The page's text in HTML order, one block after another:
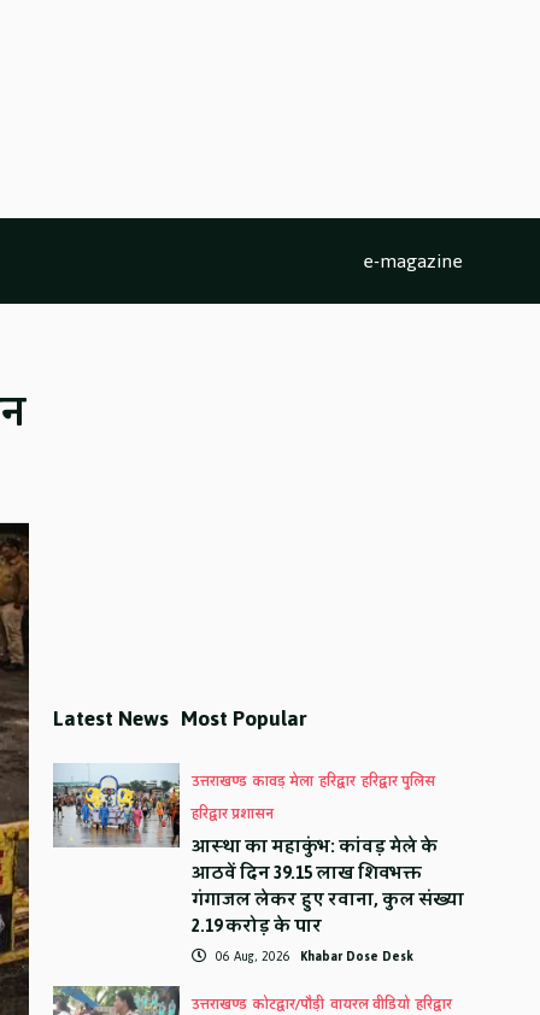
e-magazine
Latest News Most Popular
उत्तराखण्ड कावड़ मेला हरिद्वार हरिद्वार पुलिस
हरिद्वार प्रशासन
आस्था का महाकुंभ: कांवड़ मेले के
आठवें दिन 39.15 लाख शिवभक्त
गंगाजल लेकर हुए रवाना, कुल संख्या
2.19 करोड़ के पार
06 Aug, 2026 Khabar Dose Desk
उत्तराखण्ड कोटद्वार/पौड़ी वायरल वीडियो हरिद्वार